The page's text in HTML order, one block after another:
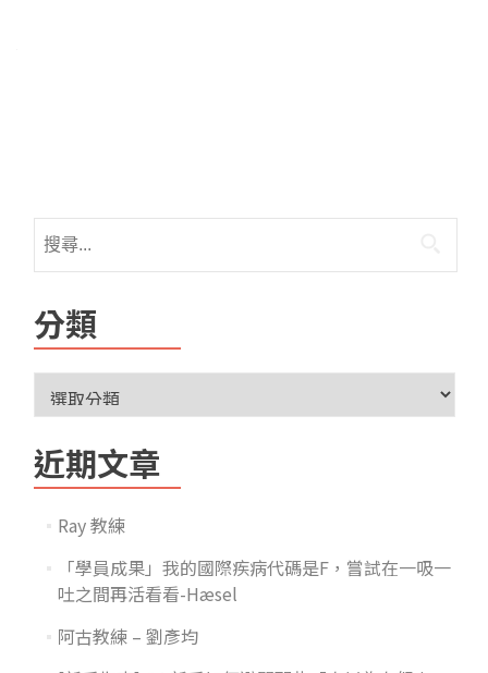
分類
近期文章
Ray 教練
「學員成果」我的國際疾病代碼是F，嘗試在一吸一
吐之間再活看看-Hæsel
阿古教練 – 劉彥均